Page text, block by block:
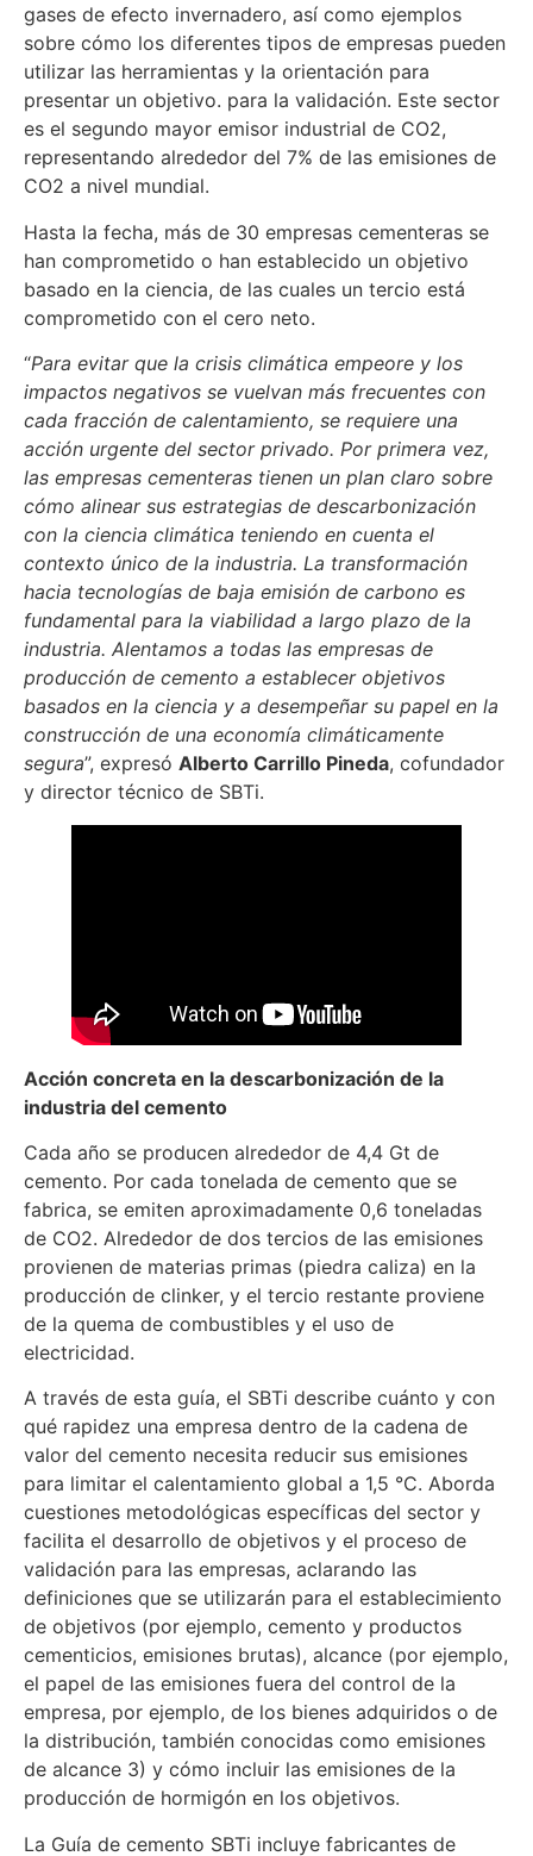
gases de efecto invernadero, así como ejemplos
sobre cómo los diferentes tipos de empresas pueden
utilizar las herramientas y la orientación para
presentar un objetivo. para la validación. Este sector
es el segundo mayor emisor industrial de CO2,
representando alrededor del 7% de las emisiones de
CO2 a nivel mundial.
Hasta la fecha, más de 30 empresas cementeras se
han comprometido o han establecido un objetivo
basado en la ciencia, de las cuales un tercio está
comprometido con el cero neto.
“Para evitar que la crisis climática empeore y los
impactos negativos se vuelvan más frecuentes con
cada fracción de calentamiento, se requiere una
acción urgente del sector privado. Por primera vez,
las empresas cementeras tienen un plan claro sobre
cómo alinear sus estrategias de descarbonización
con la ciencia climática teniendo en cuenta el
contexto único de la industria. La transformación
hacia tecnologías de baja emisión de carbono es
fundamental para la viabilidad a largo plazo de la
industria. Alentamos a todas las empresas de
producción de cemento a establecer objetivos
basados en la ciencia y a desempeñar su papel en la
construcción de una economía climáticamente
segura”, expresó Alberto Carrillo Pineda, cofundador
y director técnico de SBTi.
Acción concreta en la descarbonización de la
industria del cemento
Cada año se producen alrededor de 4,4 Gt de
cemento. Por cada tonelada de cemento que se
fabrica, se emiten aproximadamente 0,6 toneladas
de CO2. Alrededor de dos tercios de las emisiones
provienen de materias primas (piedra caliza) en la
producción de clinker, y el tercio restante proviene
de la quema de combustibles y el uso de
electricidad.
A través de esta guía, el SBTi describe cuánto y con
qué rapidez una empresa dentro de la cadena de
valor del cemento necesita reducir sus emisiones
para limitar el calentamiento global a 1,5 °C. Aborda
cuestiones metodológicas específicas del sector y
facilita el desarrollo de objetivos y el proceso de
validación para las empresas, aclarando las
definiciones que se utilizarán para el establecimiento
de objetivos (por ejemplo, cemento y productos
cementicios, emisiones brutas), alcance (por ejemplo,
el papel de las emisiones fuera del control de la
empresa, por ejemplo, de los bienes adquiridos o de
la distribución, también conocidas como emisiones
de alcance 3) y cómo incluir las emisiones de la
producción de hormigón en los objetivos.
La Guía de cemento SBTi incluye fabricantes de